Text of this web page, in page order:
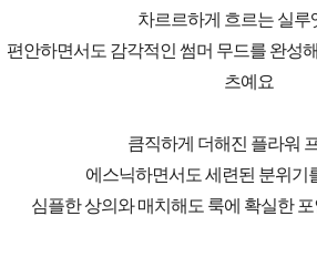
차르르하게 흐르는 실루
편안하면서도 감각적인 썸머 무드를 완성
츠예요
큼직하게 더해진 플라워
에스닉하면서도 세련된 분위기
심플한 상의와 매치해도 룩에 확실한